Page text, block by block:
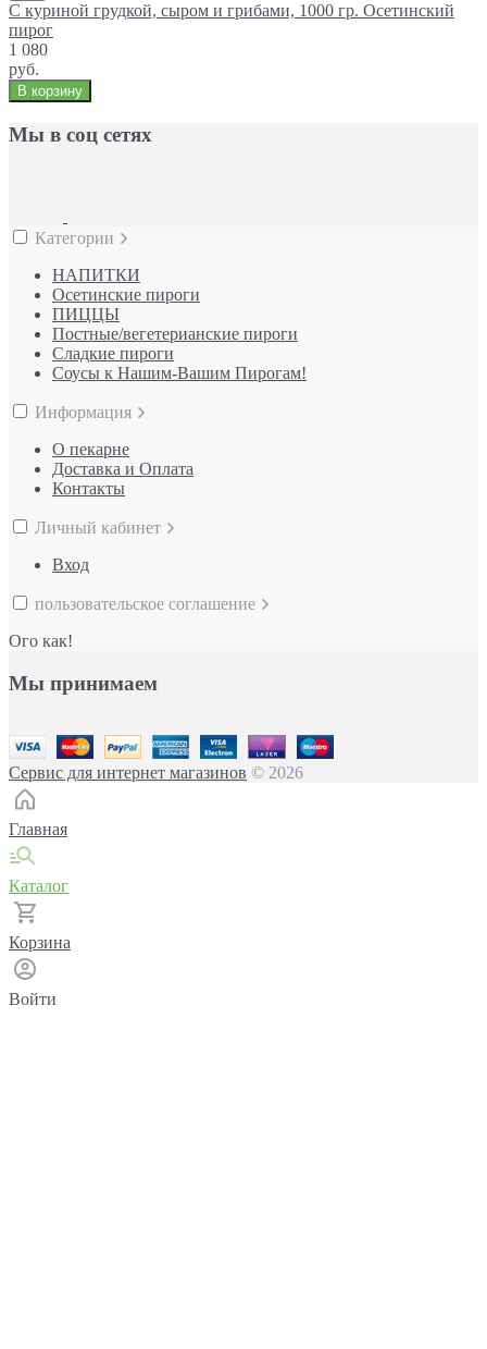
С куриной грудкой, сыром и грибами, 1000 гр. Осетинский
пирог
1 080
руб.
В корзину
Мы в соц сетях
Категории
НАПИТКИ
Осетинские пироги
ПИЦЦЫ
Постные/вегетерианские пироги
Сладкие пироги
Соусы к Нашим-Вашим Пирогам!
Информация
О пекарне
Доставка и Оплата
Контакты
Личный кабинет
Вход
пользовательское соглашение
Ого как!
Мы принимаем
Сервис для интернет магазинов © 2026
Главная
Каталог
Корзина
Войти